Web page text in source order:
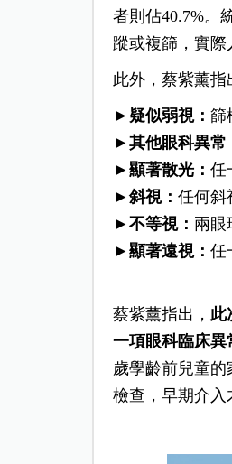
者則佔40.7%。
蹤或複篩，實際
此外，蔡紫薰指
► 疑似弱視： 篩
► 其他眼科異常
► 顯著散光： 任
► 斜視： 任何斜
► 不等視： 兩眼
► 顯著遠視： 任
蔡紫薰指出， 此
一項眼科臨床異
歲學齡前兒童
檢查，早期介入